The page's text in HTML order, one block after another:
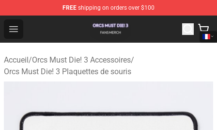
FREE shipping on orders over $100
Open menu
Orcs Must Die! 3 Shop - Official Orcs Must Die! 3
Accueil/Orcs Must Die! 3 Accessoires/
Orcs Must Die! 3 Plaquettes de souris